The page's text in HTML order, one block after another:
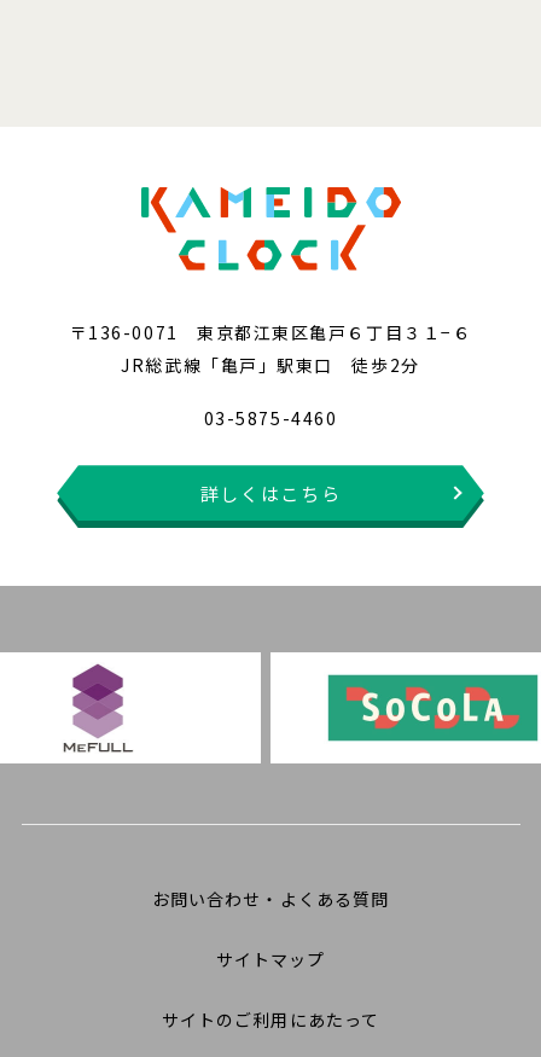
〒136-0071 東京都江東区亀戸６丁目３１−６
JR総武線「亀戸」駅東口 徒歩2分
03-5875-4460
詳しくはこちら
お問い合わせ・よくある質問
サイトマップ
サイトのご利用にあたって